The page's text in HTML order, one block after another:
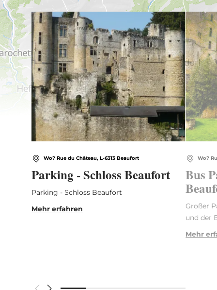
Wo? Rue du Château, L-6313 Beaufort
Parking - Schloss Beaufort
Parking - Schloss Beaufort
Mehr erfahren
Mehr erfahren
Wo?
Bus
Großer
und der
Mehr